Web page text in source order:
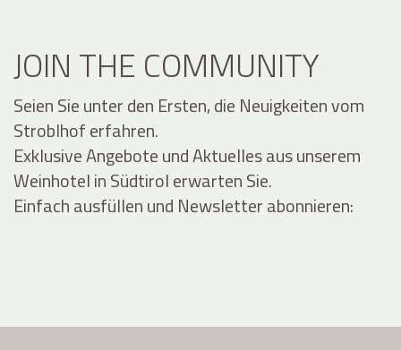
JOIN THE COMMUNITY
Seien Sie unter den Ersten, die Neuigkeiten vom
Stroblhof erfahren.
Exklusive Angebote und Aktuelles aus unserem
Weinhotel in Südtirol erwarten Sie.
Einfach ausfüllen und Newsletter abonnieren: